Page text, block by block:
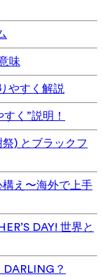
味
やすく解説
く”説明！
) とブラックフ
え〜海外で上手
DAY! 世界と
？